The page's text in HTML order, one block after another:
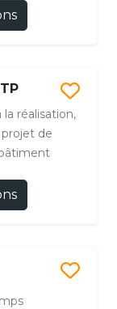
réalisation,
de